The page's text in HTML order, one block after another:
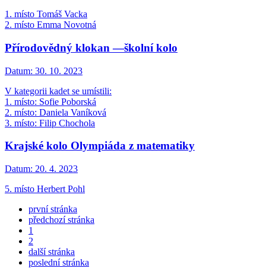
1. místo Tomáš Vacka
2. místo Emma Novotná
Přírodovědný klokan —školní kolo
Datum: 30. 10. 2023
V kategorii kadet se umístili:
1. místo: Sofie Poborská
2. místo: Daniela Vaníková
3. místo: Filip Chochola
Krajské kolo Olympiáda z matematiky
Datum: 20. 4. 2023
5. místo Herbert Pohl
první stránka
předchozí stránka
1
2
další stránka
poslední stránka